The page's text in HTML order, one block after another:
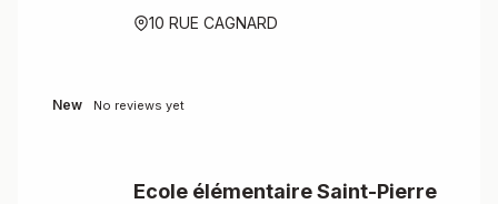
10 RUE CAGNARD
New No reviews yet
Ecole élémentaire Saint-Pierre